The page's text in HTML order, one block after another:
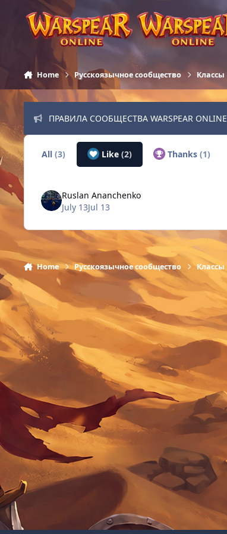
Skip to content
Home Русскоязычное сообщество Классы
ПРАВИЛА СООБЩЕСТВА WARSPEAR ONLINE
All(3) Like (2) Thanks(1)
Ruslan Ananchenko
July 13Jul 13
Home Русскоязычное сообщество Классы